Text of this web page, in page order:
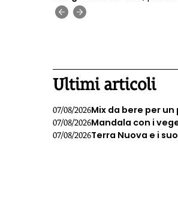
decarbonizzazione
Ultimi articoli
07/08/2026Mix da bere per
07/08/2026Mandala con i
07/08/2026Terra Nuova e i